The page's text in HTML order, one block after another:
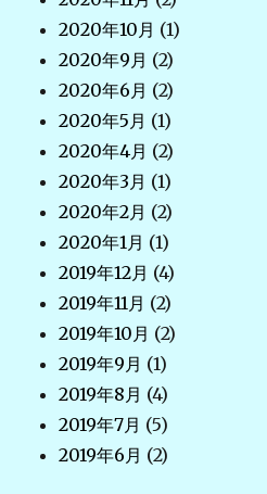
2020年10月 (1)
2020年9月 (2)
2020年6月 (2)
2020年5月 (1)
2020年4月 (2)
2020年3月 (1)
2020年2月 (2)
2020年1月 (1)
2019年12月 (4)
2019年11月 (2)
2019年10月 (2)
2019年9月 (1)
2019年8月 (4)
2019年7月 (5)
2019年6月 (2)